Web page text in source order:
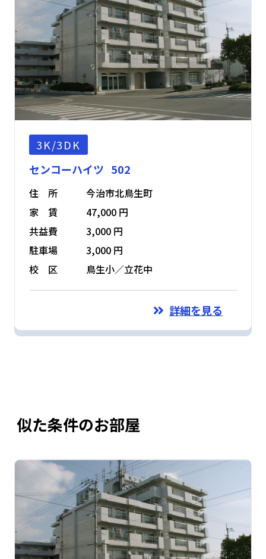
3K/3DK
センコーハイツ 502
住 所
今治市北鳥生町
家 賃
47,000 円
共益費
3,000 円
駐車場
3,000 円
校 区
鳥生小／立花中
詳細を見る
似た条件のお部屋